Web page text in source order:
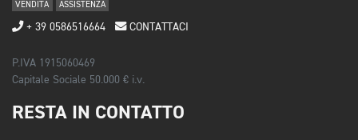
VENDITA ASSISTENZA
+ 39 0586516664 CONTATTACI
P.IVA 1915060469
Capitale Sociale 50.000 € i.v.
RESTA IN CONTATTO